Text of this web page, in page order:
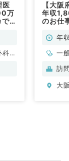
医
万
通
系
、
血
内
乳
【大
年収
のお仕
常勤）
年
一
科
訪
大